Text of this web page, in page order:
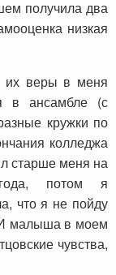
получила два
низкая
их веры в меня
в ансамбле (с
кружки по
колледжа
старше меня на
потом я
что я не пойду
малыша в моем
чувства,